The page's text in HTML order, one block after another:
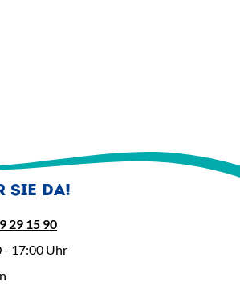
SIE DA!
29 15 90
- 17:00 Uhr